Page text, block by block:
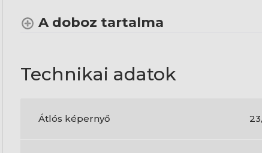
A doboz tartalma
Technikai adatok
Átlós képernyő